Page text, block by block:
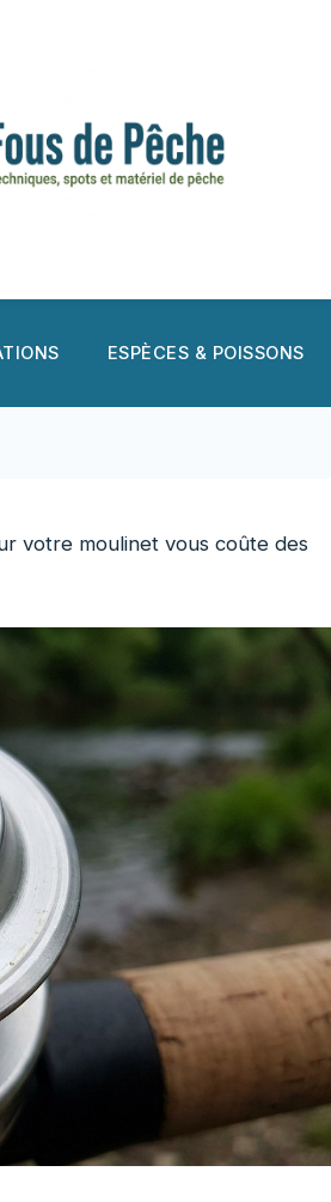
ESPÈCES & POISSONS
votre moulinet vous coûte des